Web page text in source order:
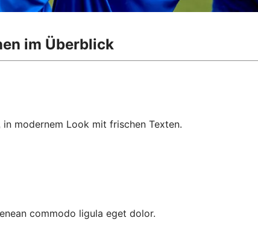
im Überblick
modernem Look mit frischen Texten.
commodo ligula eget dolor.